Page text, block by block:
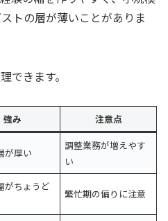
トの層が薄いことがありま
できます。
強み 注意点
が厚い
調整業務が増えやす
い
がちょうど
繁忙期の偏りに注意